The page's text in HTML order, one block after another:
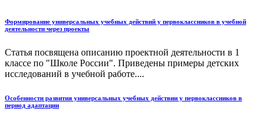
Формирование универсальных учебных действий у первоклассников в учебной
деятельности через проекты
Статья посвящена описанию проектной деятельности в 1
классе по "Школе России". Приведены примеры детских
исследований в учебной работе....
Особенности развития универсальных учебных действии у первоклассников в
период адаптации